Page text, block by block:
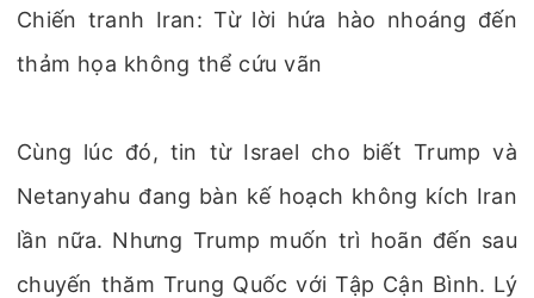
Chiến tranh Iran: Từ lời hứa hào nhoáng đến
thảm họa không thể cứu vãn
Cùng lúc đó, tin từ Israel cho biết Trump và
Netanyahu đang bàn kế hoạch không kích Iran
lần nữa. Nhưng Trump muốn trì hoãn đến sau
chuyến thăm Trung Quốc với Tập Cận Bình. Lý